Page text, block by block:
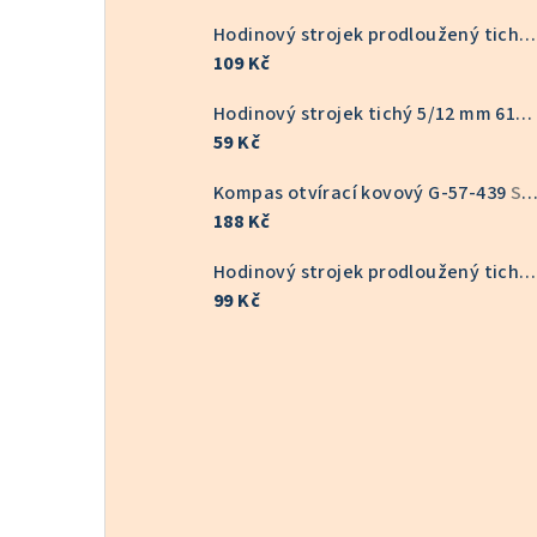
Hodinový strojek prodloužený tichý KOV 9/16 mm 6168S
109 Kč
Hodinový strojek tichý 5/12 mm 6168S
59 Kč
Kompas otvírací kovový G-57-439Skladem v ČR
188 Kč
Hodinový strojek prodloužený tichý 9/16 mm 6168S
99 Kč